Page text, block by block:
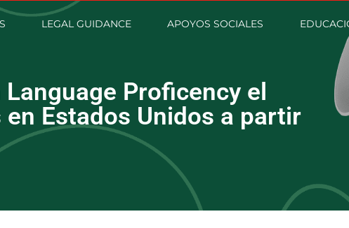
LEGAL GUIDANCE APOYOS SOCIALES
Proficency el
Estados Unidos a partir